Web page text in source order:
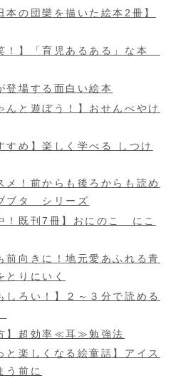
本の団欒を描いた絵本2冊】
！】「育児あるある」な本
登場する面白い絵本
んと遊ぼう！】おせんべやけ
すめ】楽しく学べる しつけ
メ！前からも後ろからも読め
ブタ シリーズ
！既刊7冊】おにのこ にこ
前向きに！地元愛あふれる青
とりにいく
しろい！】２～３分で読める
】超効率≪耳≫勉強法
と楽しくなる絵童話】アイス
う前に